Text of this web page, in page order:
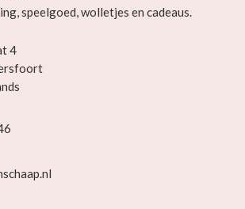
speelgoed, wolletjes en cadeaus.
4